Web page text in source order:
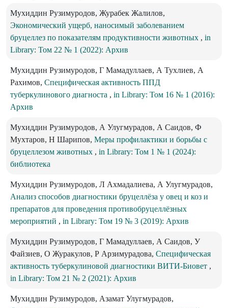
Мухиддин Рузимуродов, Журабек Жалилов,
Экономический ущерб, наносимый заболеванием
бруцеллез по показателям продуктивности животных , in
Library: Том 22 № 1 (2022): Архив
Мухиддин Рузимуродов, Г Мамадуллаев, А Тухлиев, А
Рахимов, Специфическая активность ППД
туберкулинового диагноста , in Library: Том 16 № 1 (2016):
Архив
Мухиддин Рузимуродов, А Улугмурадов, А Саидов, Ф
Мухтаров, Н Шарипов, Меры профилактики и борьбы с
бруцеллезом животных , in Library: Том 1 № 1 (2024):
библиотека
Мухиддин Рузимуродов, Л Ахмадалиева, А Улугмурадов,
Анализ способов диагностики бруцеллёза у овец и коз и
препаратов для проведения противобруцеллёзных
мероприятий , in Library: Том 19 № 3 (2019): Архив
Мухиддин Рузимуродов, Г Мамадуллаев, А Саидов, У
Файзиев, О Журакулов, Р Арзимурадова, Специфическая
активность туберкулиновой диагностики ВИТИ-Биовет ,
in Library: Том 21 № 2 (2021): Архив
Мухиддин Рузимуродов, Азамат Улугмурадов,